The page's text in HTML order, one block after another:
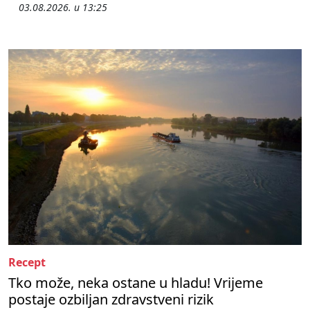
03.08.2026. u 13:25
Recept
Tko može, neka ostane u hladu! Vrijeme
postaje ozbiljan zdravstveni rizik